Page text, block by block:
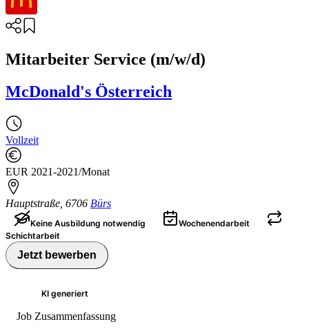
Mitarbeiter Service (m/w/d)
McDonald's Österreich
Vollzeit
EUR 2021-2021/Monat
Hauptstraße 6706 Bürs
Keine Ausbildung notwendig
Wochenendarbeit
Schichtarbeit
Jetzt bewerben
KI generiert
Job Zusammenfassung